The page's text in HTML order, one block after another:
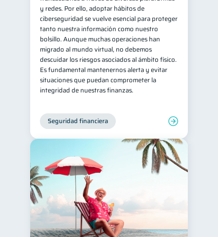
y redes. Por ello, adoptar hábitos de
ciberseguridad se vuelve esencial para proteger
tanto nuestra información como nuestro
bolsillo. Aunque muchas operaciones han
migrado al mundo virtual, no debemos
descuidar los riesgos asociados al ámbito físico.
Es fundamental mantenernos alerta y evitar
situaciones que puedan comprometer la
integridad de nuestras finanzas.
Seguridad financiera